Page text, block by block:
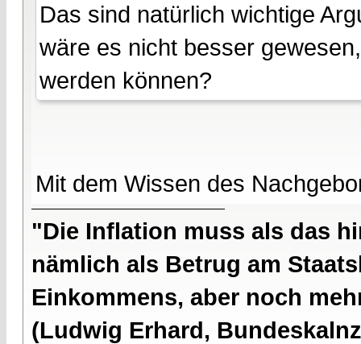
Das sind natürlich wichtige
wäre es nicht besser
werden können?
Mit dem Wissen des
"Die Inflation muss als das
nämlich als Betrug am
Einkommens, aber noch
(Ludwig Erhard,